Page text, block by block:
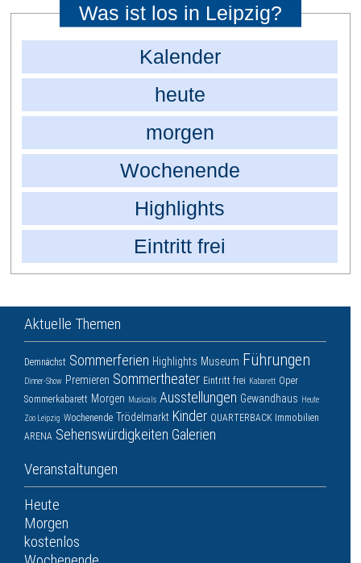
Was ist los in Leipzig?
Kalender
heute
morgen
Wochenende
Highlights
Eintritt frei
Aktuelle Themen
Demnächst Sommerferien Highlights Museum Führungen
Dinner-Show Premieren Sommertheater Eintritt frei Kabarett Oper
Sommerkabarett Morgen Musicals Ausstellungen Gewandhaus Heute
Zoo Leipzig Wochenende Trödelmarkt Kinder QUARTERBACK Immobilien
ARENA Sehenswürdigkeiten Galerien
Veranstaltungen
Heute
Morgen
kostenlos